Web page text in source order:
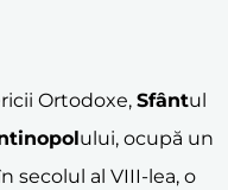
Ortodoxe, Sfântul
ului, ocupă un
secolul al VIII-lea, o